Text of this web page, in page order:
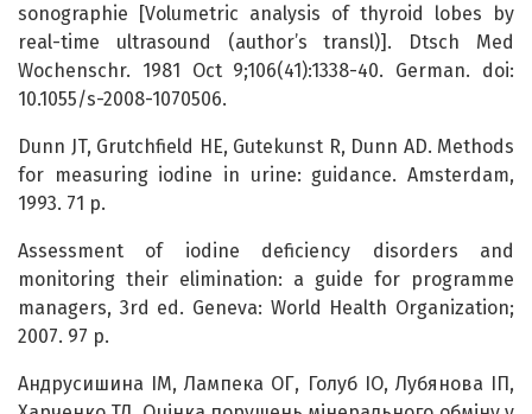
sonographie [Volumetric analysis of thyroid lobes by
real-time ultrasound (author’s transl)]. Dtsch Med
Wochenschr. 1981 Oct 9;106(41):1338-40. German. doi:
10.1055/s-2008-1070506.
Dunn JT, Grutchfield HE, Gutekunst R, Dunn AD. Methods
for measuring iodine in urine: guidance. Amsterdam,
1993. 71 p.
Assessment of iodine deficiency disorders and
monitoring their elimination: a guide for programme
managers, 3rd ed. Geneva: World Health Organization;
2007. 97 p.
Андрусишина ІМ, Лампека ОГ, Голуб ІО, Лубянова ІП,